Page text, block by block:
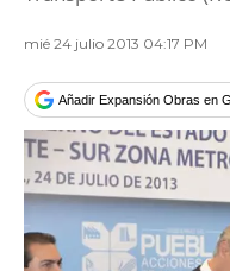
mié 24 julio 2013 04:17 PM
Añadir Expansión Obras en